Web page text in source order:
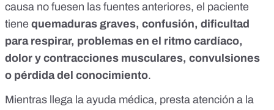
causa no fuesen las fuentes anteriores, el paciente
tiene quemaduras graves, confusión, dificultad
para respirar, problemas en el ritmo cardíaco,
dolor y contracciones musculares, convulsiones
o pérdida del conocimiento.
Mientras llega la ayuda médica, presta atención a la